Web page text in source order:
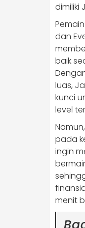
dimiliki
dan
baik
luas,
kunci
level
pada
ingin
menit